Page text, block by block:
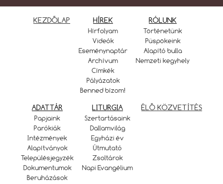
KEZDŐLAP HÍREK
Hírfolyam
Videók
Eseménynaptár
Archívum
Címkék
Pályázatok
Benned bízom!
RÓLUNK
Történetünk
Püspökeink
Alapító bulla
Nemzeti kegyhely
ADATTÁR
Papjaink
Parókiák
Intézmények
Alapítványok
Településjegyzék
Dokumentumok
Beruházások
LITURGIA
Szertartásaink
Dallamvilág
Egyházi év
Útmutató
Zsoltárok
Napi Evangélium
ÉLŐ KÖZVETÍTÉS